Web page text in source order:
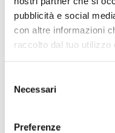
pubblicità e social
con altre informazioni
raccolto dal tuo utilizzo
delNecessari
Preferenze